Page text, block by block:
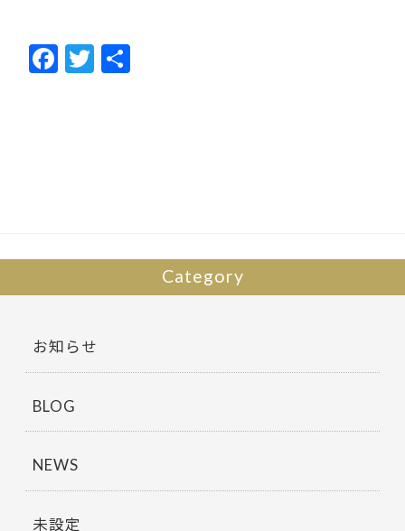
F
T
Category
お知らせ
BLOG
NEWS
未設定